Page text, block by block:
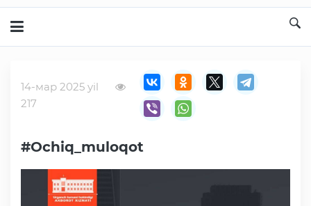
Analitik hisobot va tahlillar
Faoliyat
14-мар 2025 yil
217
#Ochiq_muloqot